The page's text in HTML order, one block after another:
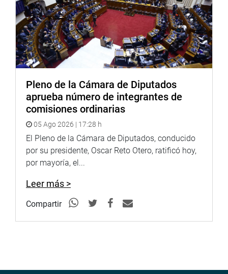
Pleno de la Cámara de Diputados
aprueba número de integrantes de
comisiones ordinarias
05 Ago 2026 | 17:28 h
El Pleno de la Cámara de Diputados, conducido
por su presidente, Oscar Reto Otero, ratificó hoy,
por mayoría, el...
Leer más >
Compartir